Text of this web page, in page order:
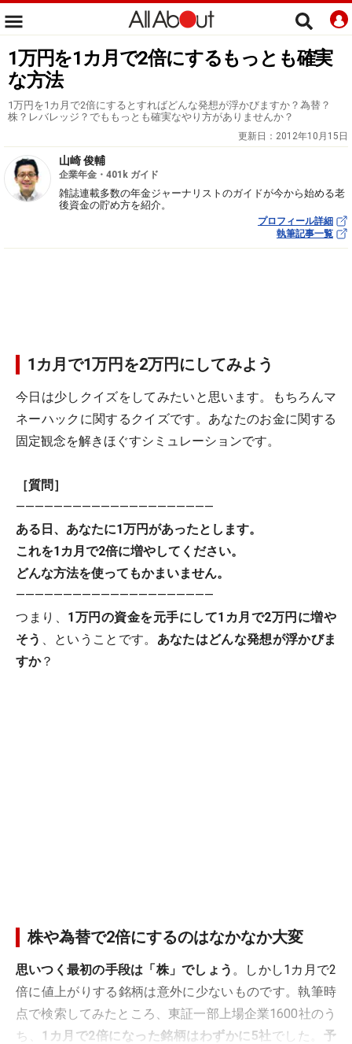
1万円を1カ月で2倍にするもっとも確実
な方法
1万円を1カ月で2倍にするとすればどんな発想が浮かびますか？為替？
株？レバレッジ？でももっとも確実なやり方がありませんか？
更新日： 2012年10月15日
山崎 俊輔
企業年金・401k ガイド
雑誌連載多数の年金ジャーナリストのガイドが今から始める老
後資金の貯め方を紹介。
プロフィール詳細
執筆記事一覧
1カ月で1万円を2万円にしてみよう
今日は少しクイズをしてみたいと思います。もちろんマ
ネーハックに関するクイズです。あなたのお金に関する
固定観念を解きほぐすシミュレーションです。
［質問］
―――――――――――――――――――――
ある日、あなたに1万円があったとします。
これを1カ月で2倍に増やしてください。
どんな方法を使ってもかまいません。
―――――――――――――――――――――
つまり、 1万円の資金を元手にして1カ月で2万円に増や
そう 、ということです。 あなたはどんな発想が浮かびま
すか？
株や為替で2倍にするのはなかなか大変
思いつく最初の手段は「株」でしょう 。しかし1カ月で2
倍に値上がりする銘柄は意外に少ないものです。執筆時
点で検索してみたところ、東証一部上場企業1600社のう
ち、
1カ月で2倍になった銘柄はわずかに5社でした。予